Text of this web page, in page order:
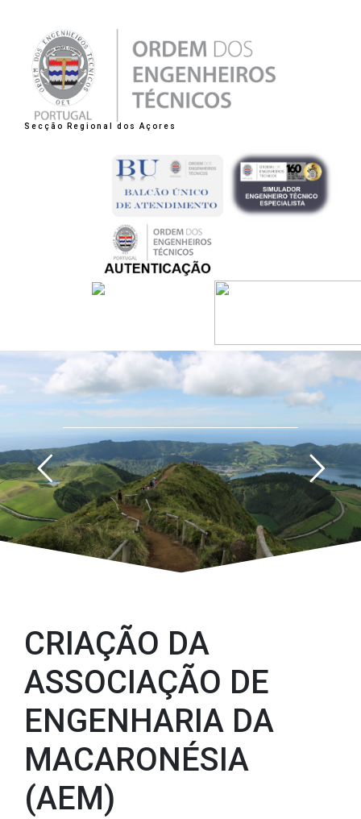
Secção Regional dos Açores
CRIAÇÃO DA
ASSOCIAÇÃO DE
ENGENHARIA DA
MACARONÉSIA
(AEM)